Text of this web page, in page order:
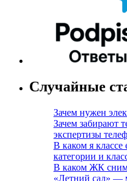
Случайные
Зачем нужен
Зачем забирают
экспертизы
В каком я классе
категории и
В каком ЖК
«Летний сад» —